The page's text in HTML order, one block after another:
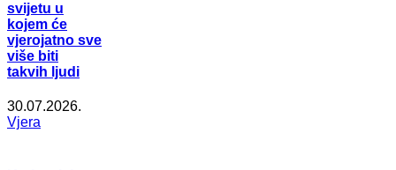
svijetu u
kojem će
vjerojatno sve
više biti
takvih ljudi
30.07.2026.
Vjera